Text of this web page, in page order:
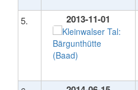
5. 2013-11-01